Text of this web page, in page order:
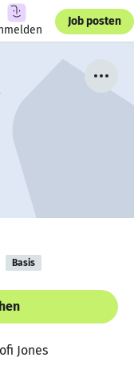
Job posten
Basis
Jones